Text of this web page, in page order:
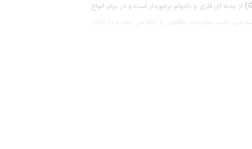
از بدنه ای فلزی و بادوام برخوردار است و در برابر انواع
مقاومت مطلوبی را ارائه می دهد و با اندازه